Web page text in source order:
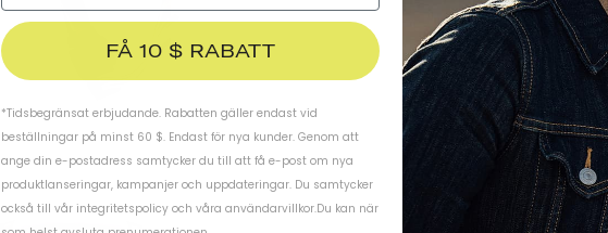
FÅ 10 $ RABATT
*Tidsbegränsat erbjudande. Rabatten gäller endast vid
beställningar på minst 60 $. Endast för nya kunder. Genom att
ange din e-postadress samtycker du till att få e-post om nya
produktlanseringar, kampanjer och uppdateringar. Du samtycker
också till vår integritetspolicy och våra användarvillkor.Du kan när